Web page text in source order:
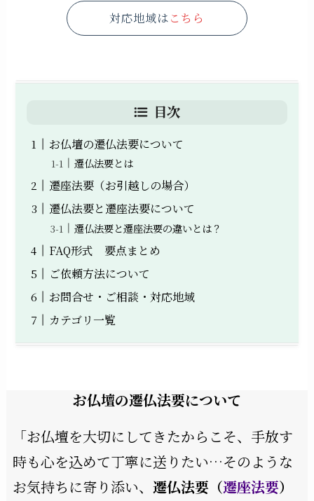
対応地域はこちら
目次
お仏壇の遷仏法要について
遷仏法要とは
遷座法要（お引越しの場合）
遷仏法要と遷座法要について
遷仏法要と遷座法要の違いとは？
FAQ形式 要点まとめ
ご依頼方法について
お問合せ・ご相談・対応地域
カテゴリ一覧
お仏壇の遷仏法要について
「お仏壇を大切にしてきたからこそ、手放す
時も心を込めて丁寧に送りたい…そのような
お気持ちに寄り添い、 遷仏法要（遷座法要）